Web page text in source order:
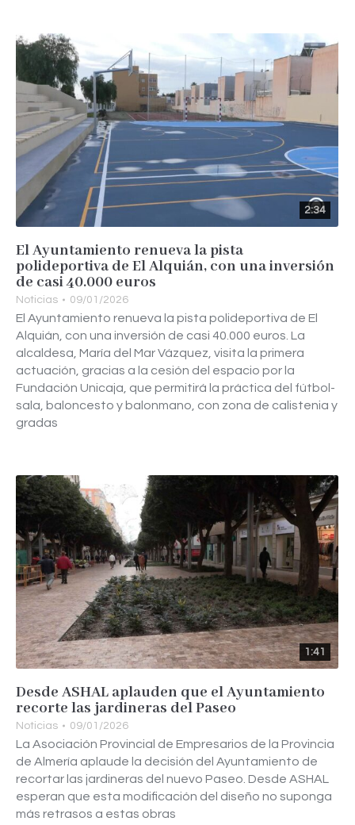
2:34
El Ayuntamiento renueva la pista
polideportiva de El Alquián, con una inversión
de casi 40.000 euros
Noticias 09/01/2026
El Ayuntamiento renueva la pista polideportiva de El
Alquián, con una inversión de casi 40.000 euros. La
alcaldesa, María del Mar Vázquez, visita la primera
actuación, gracias a la cesión del espacio por la
Fundación Unicaja, que permitirá la práctica del fútbol-
sala, baloncesto y balonmano, con zona de calistenia y
gradas
1:41
Desde ASHAL aplauden que el Ayuntamiento
recorte las jardineras del Paseo
Noticias 09/01/2026
La Asociación Provincial de Empresarios de la Provincia
de Almería aplaude la decisión del Ayuntamiento de
recortar las jardineras del nuevo Paseo. Desde ASHAL
esperan que esta modificación del diseño no suponga
más retrasos a estas obras